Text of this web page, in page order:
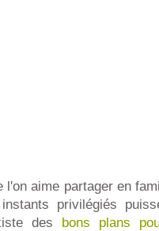
l'on aime partager en
privilégiés
des bons plans